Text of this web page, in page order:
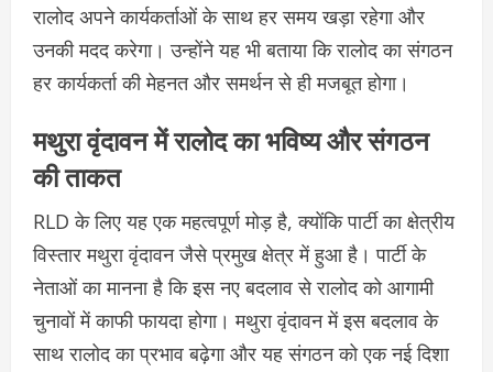
रालोद अपने कार्यकर्ताओं के साथ हर समय खड़ा रहेगा और
उनकी मदद करेगा। उन्होंने यह भी बताया कि रालोद का संगठन
हर कार्यकर्ता की मेहनत और समर्थन से ही मजबूत होगा।
मथुरा वृंदावन में रालोद का भविष्य और संगठन
की ताकत
RLD के लिए यह एक महत्वपूर्ण मोड़ है, क्योंकि पार्टी का क्षेत्रीय
विस्तार मथुरा वृंदावन जैसे प्रमुख क्षेत्र में हुआ है। पार्टी के
नेताओं का मानना है कि इस नए बदलाव से रालोद को आगामी
चुनावों में काफी फायदा होगा। मथुरा वृंदावन में इस बदलाव के
साथ रालोद का प्रभाव बढ़ेगा और यह संगठन को एक नई दिशा